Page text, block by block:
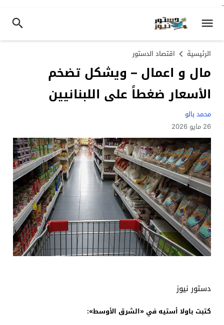
.
الرئيسية اقتصاد الدستور
مال و اعمال – ويشكل تضخم
الأسعار ضغطاً على اللبنانيين
محمد بالو
26 مايو 2026
دستور نيوز
كتبت باولا أستيه في «الشرق الأوسط»: